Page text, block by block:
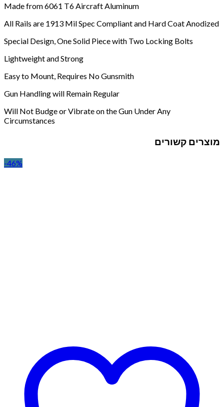
Made from 6061 T6 Aircraft Aluminum
All Rails are 1913 Mil Spec Compliant and Hard Coat Anodized
Special Design, One Solid Piece with Two Locking Bolts
Lightweight and Strong
Easy to Mount, Requires No Gunsmith
Gun Handling will Remain Regular
Will Not Budge or Vibrate on the Gun Under Any
Circumstances
מוצרים קשורים
-46%